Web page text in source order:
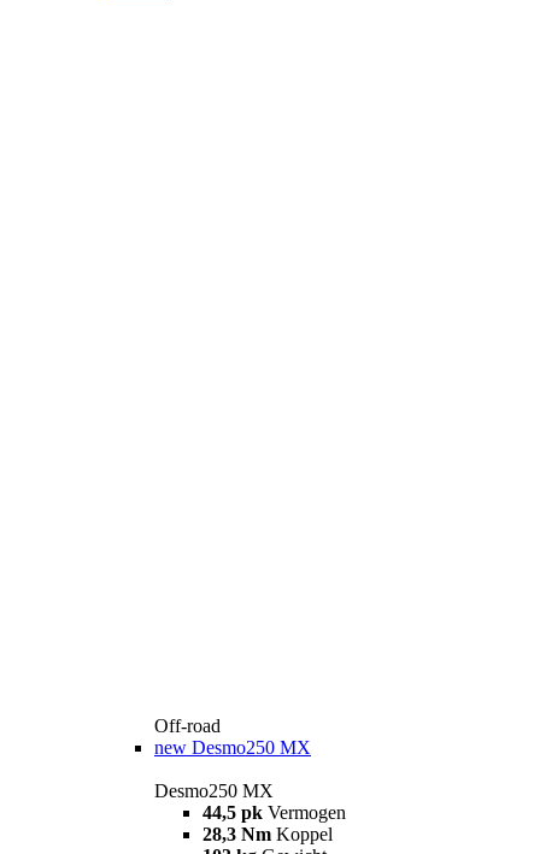
Off-road
new Desmo250 MX
Desmo250 MX
44,5 pk Vermogen
28,3 Nm Koppel